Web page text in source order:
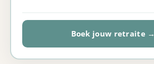
Boek jouw retraite →